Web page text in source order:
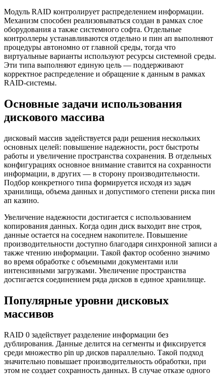
Модуль RAID контролирует распределением информации.
Механизм способен реализовываться создан в рамках слое
оборудования а также системного софта. Отдельные
контроллеры устанавливаются отдельно и пин ап выполняют
процедуры автономно от главной среды, тогда что
виртуальные варианты используют ресурсы системной среды.
Эти типа выполняют единую цель — поддерживают
корректное распределение и обращение к данным в рамках
RAID-системы.
Основные задачи использования
дискового массива
дисковый массив задействуется ради решения нескольких
основных целей: повышение надежности, рост быстроты
работы и увеличение пространства сохранения. В отдельных
конфигурациях основное внимание ставится на сохранности
информации, в других — в сторону производительности.
Подбор конкретного типа формируется исходя из задач
хранилища, объема данных и допустимого степени риска пин
ап казино.
Увеличение надежности достигается с использованием
копирования данных. Когда один диск выходит вне строя,
данные остается на соседнем накопителе. Повышение
производительности доступно благодаря синхронной записи а
также чтению информации. Такой фактор особенно значимо
во время обработке с объемными документами или
интенсивными загрузками. Увеличение пространства
достигается соединением ряда дисков в единое хранилище.
Популярные уровни дисковых
массивов
RAID 0 задействует разделение информации без
дублирования. Данные делится на сегменты и фиксируется
среди множество pin up дисков параллельно. Такой подход
значительно повышает производительность обработки, при
этом не создает сохранность данных. В случае отказе одного